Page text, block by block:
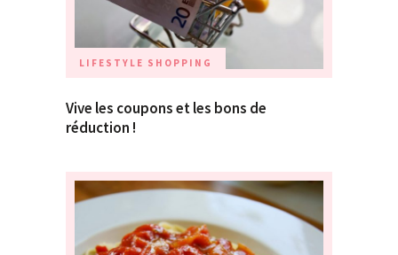
LIFESTYLE SHOPPING
Vive les coupons et les bons de
réduction !